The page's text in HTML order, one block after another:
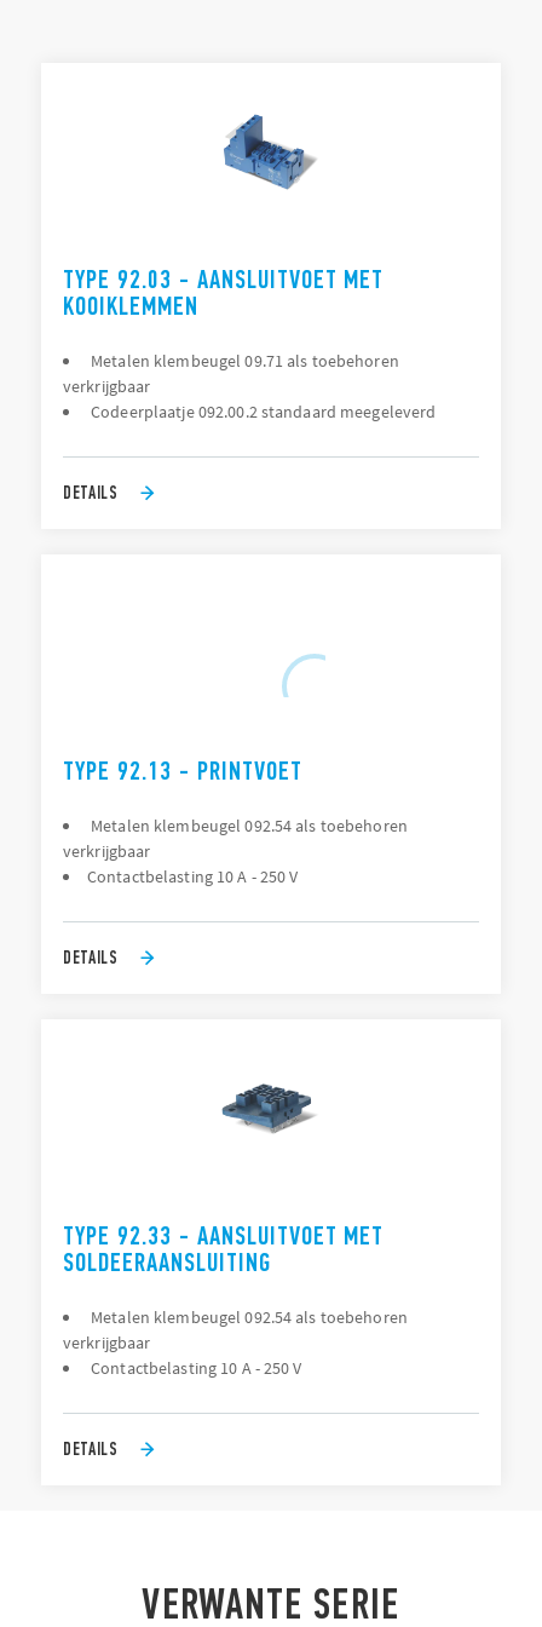
TYPE 92.03 - AANSLUITVOET MET
KOOIKLEMMEN
Metalen klembeugel 09.71 als toebehoren
verkrijgbaar
Codeerplaatje 092.00.2 standaard meegeleverd
DETAILS
TYPE 92.13 - PRINTVOET
Metalen klembeugel 092.54 als toebehoren
verkrijgbaar
Contactbelasting 10 A - 250 V
DETAILS
TYPE 92.33 - AANSLUITVOET MET
SOLDEERAANSLUITING
Metalen klembeugel 092.54 als toebehoren
verkrijgbaar
Contactbelasting 10 A - 250 V
DETAILS
VERWANTE SERIE